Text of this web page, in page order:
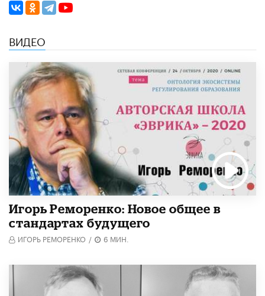
ВИДЕО
Игорь Реморенко: Новое общее в
стандартах будущего
ИГОРЬ РЕМОРЕНКО / 6 МИН.